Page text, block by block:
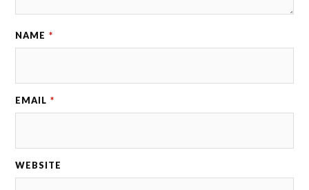
NAME *
EMAIL *
WEBSITE